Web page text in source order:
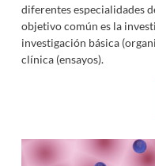
diferentes especialidades
objetivo común es la
investigación básica
clínica (ensayos).